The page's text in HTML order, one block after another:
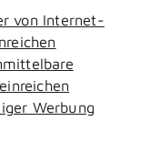
von Internet-
Werbung